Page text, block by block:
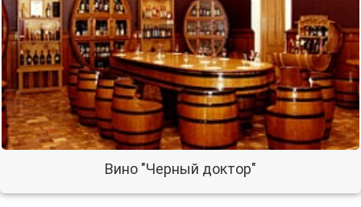
Вино "Черный доктор"